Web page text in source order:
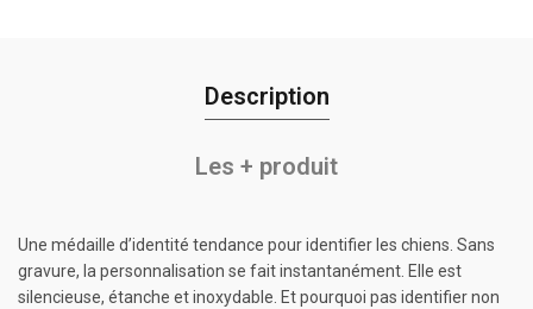
Description
Les + produit
Une médaille d’identité tendance pour identifier les chiens. Sans
gravure, la personnalisation se fait instantanément. Elle est
silencieuse, étanche et inoxydable. Et pourquoi pas identifier non